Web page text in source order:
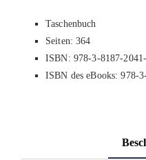
Taschenbuch
Seiten: 364
ISBN: 978-3-8187-
ISBN des eBooks: 978-